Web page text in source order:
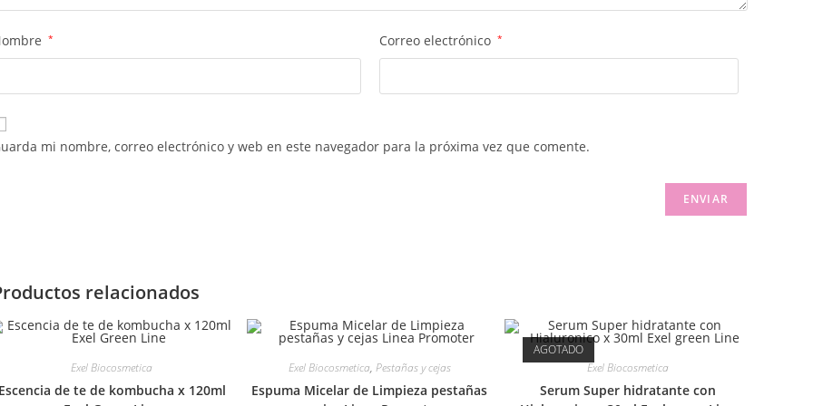
* Correo electrónico *
mi nombre, correo electrónico y web en este navegador para la próxima vez que comente.
relacionados
Exel Biocosmetica
de te de kombucha x 120ml
Exel Biocosmetica, Pestañas y cejas
Espuma Micelar de Limpieza pestañas
AGOTADO
Exel Biocosmetica
Serum Super hidratante con